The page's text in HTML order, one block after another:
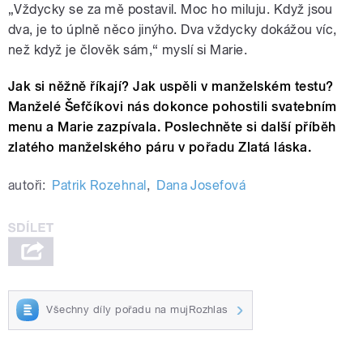
„Vždycky se za mě postavil. Moc ho miluju. Když jsou
dva, je to úplně něco jinýho. Dva vždycky dokážou víc,
než když je člověk sám,“ myslí si Marie.
Jak si něžně říkají? Jak uspěli v manželském testu?
Manželé Šefčíkovi nás dokonce pohostili svatebním
menu a Marie zazpívala. Poslechněte si další příběh
zlatého manželského páru v pořadu Zlatá láska.
autoři: Patrik Rozehnal, Dana Josefová
Všechny díly pořadu na mujRozhlas